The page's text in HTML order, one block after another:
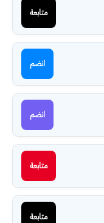
متابعة
انضم
انضم
متابعة
متابعة